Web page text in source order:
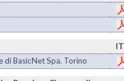
IT
BasicNet Spa. Torino